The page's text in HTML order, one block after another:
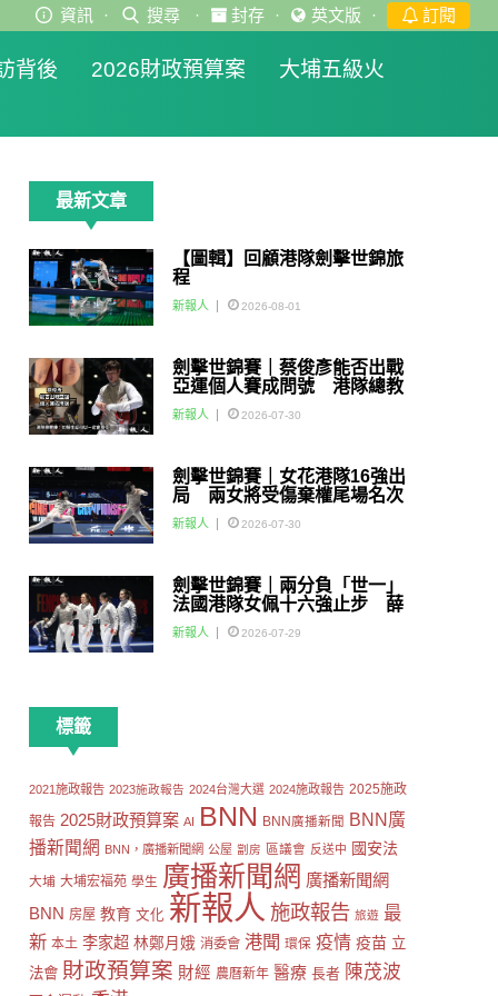
資訊 · 搜尋 · 封存 · 英文版 · 訂閱
背後 2026財政預算案
大埔五級火
最新文章
【圖輯】回顧港隊劍擊世錦旅
程
新報人 2026-08-01
劍擊世錦賽｜蔡俊彥能否出戰
亞運個人賽成問號 港隊總教
練：如醫生話可以一定會用佢
新報人 2026-07-30
劍擊世錦賽｜女花港隊16強出
局 兩女將受傷棄權尾場名次
賽
新報人 2026-07-30
劍擊世錦賽｜兩分負「世一」
法國港隊女佩十六強止步 薛
雅齊：我好有信心我哋可以做
到世界級嘅Team
新報人 2026-07-29
標籤
2021施政報告 2023施政報告 2024台灣大選 2024施政報告 2025施政
報告 2025財政預算案 AI BNN BNN廣播新聞
BNN廣
播新聞網 BNN，廣播新聞網 公屋 劏房 區議會 反送中 國安法
大埔 大埔宏福苑 學生 廣播新聞網 廣播新聞網
BNN 房屋 教育 文化 新報人 施政報告 旅遊 最
新 本土 李家超 林鄭月娥 消委會 港聞 環保 疫情 疫苗 立
法會 財政預算案 財經 農曆新年 醫療 長者 陳茂波